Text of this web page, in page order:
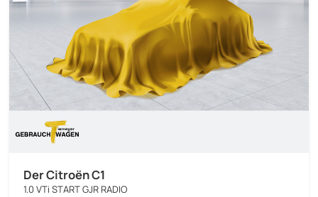
Der Citroën C1
1.0 VTi START GJR RADIO